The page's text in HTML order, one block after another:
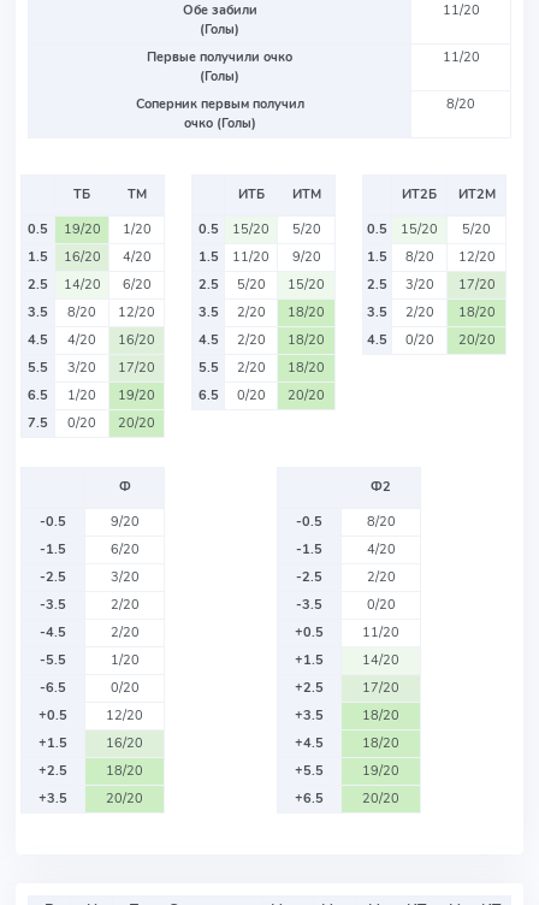
Обе забили
(Голы)
11/20
Первые получили очко
(Голы)
11/20
Соперник первым получил
очко (Голы)
8/20
ТБ
ТМ
0.5
19/20
1/20
1.5
16/20
4/20
2.5
14/20
6/20
3.5
8/20
12/20
4.5
4/20
16/20
5.5
3/20
17/20
6.5
1/20
19/20
7.5
0/20 20/20
ИТБ
ИТМ
0.5
15/20
5/20
1.5
11/20
9/20
2.5
5/20
15/20
3.5
2/20
18/20
4.5
2/20
18/20
5.5
2/20
18/20
6.5
0/20 20/20
ИТ2Б
ИТ2М
0.5
15/20
5/20
1.5
8/20
12/20
2.5
3/20
17/20
3.5
2/20
18/20
4.5
0/20 20/20
Ф
-0.5
9/20
-1.5
6/20
-2.5
3/20
-3.5
2/20
-4.5
2/20
-5.5
1/20
-6.5
0/20
+0.5
12/20
+1.5
16/20
+2.5
18/20
+3.5
20/20
Ф2
-0.5
8/20
-1.5
4/20
-2.5
2/20
-3.5
0/20
+0.5
11/20
+1.5
14/20
+2.5
17/20
+3.5
18/20
+4.5
18/20
+5.5
19/20
+6.5
20/20